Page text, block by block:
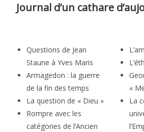
Journal d’un cathare
Questions de Jean
Staune à Yves Maris
Armagedon : la guerre
de la fin des temps
La question de « Dieu »
Rompre avec les
catégories de l’Ancien
«
La